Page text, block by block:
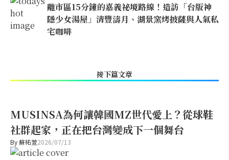
離市區15分鐘的嘉義祕境路線！造訪「台版神
隱少女湯屋」清豐濤月、湖景窯烤披薩與人氣私
宅咖啡
接下篇文章
MUSINSA為何讓韓國MZ世代愛上？從球鞋
社群起家，正在把台灣變成下一個舞台
By蘇祐萱2026/07/13